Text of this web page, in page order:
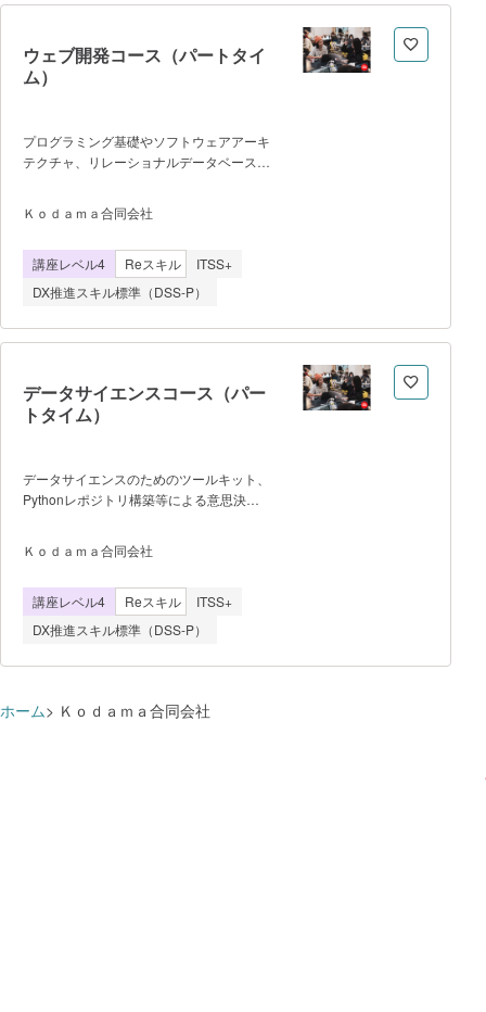
ウェブ開発コース（パートタイ
ム）
プログラミング基礎やソフトウェアアーキ
テクチャ、リレーショナルデータベース、
発、最新のJavascript、ES&を使った開
発、Rail、Airbnbクローンの設計、そして
ロイ・プロダクトのピッチ発表
Ｋｏｄａｍａ合同会社
講座レベル4 Reスキル
ITSS+
DX推進スキル標準（DSS-P）
データサイエンスコース（パー
トタイム）
データサイエンスのためのツールキット、
Pythonレポジトリ構築等による意思決定
学習、データエンジニアリング、そしてグ
ループでの実践学習をピッチ発表
Ｋｏｄａｍａ合同会社
講座レベル4 Reスキル
ITSS+
DX推進スキル標準（DSS-P）
ホーム Ｋｏｄａｍａ合同会社